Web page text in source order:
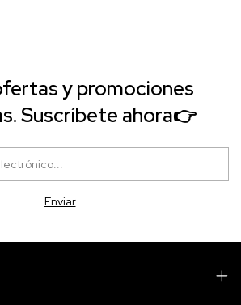
y promociones
Suscríbete ahora👉